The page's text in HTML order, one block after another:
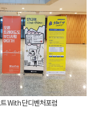
With 단디벤처포럼